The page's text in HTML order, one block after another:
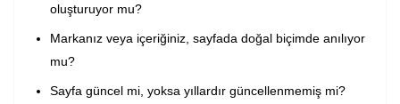
oluşturuyor mu?
Markanız veya içeriğiniz, sayfada doğal biçimde anılıyor
mu?
Sayfa güncel mi, yoksa yıllardır güncellenmemiş mi?